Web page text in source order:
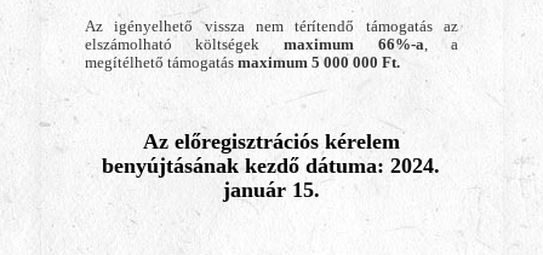
Az igényelhető vissza nem térítendő támogatás az
elszámolható költségek maximum 66%-a, a
megítélhető támogatás maximum 5 000 000 Ft.
Az előregisztrációs kérelem
benyújtásának kezdő dátuma: 2024.
január 15.